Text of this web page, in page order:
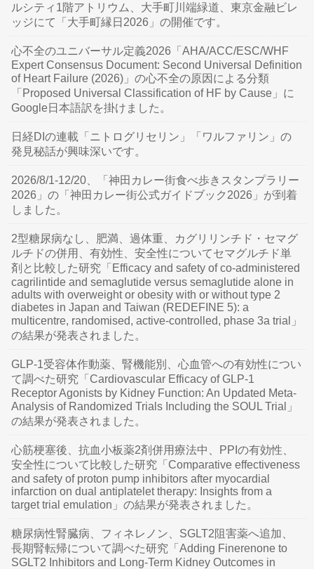
ルシティ1階アトリウム、大手町川端緑道、東京金融ビレ
ッジにて「大手町縁日2026」の開催です。
心不全のユニバーサル定義2026「AHA/ACC/ESC/WHF
Expert Consensus Document: Second Universal Definition
of Heart Failure (2026)」の心不全の原因による分類
「Proposed Universal Classification of HF by Cause」に
Google日本語訳を掛けました。
日経DIの連載「ニトログリセリン」「ワルファリン」の
発見秘話が興味深いです。
2026/8/1-12/20、「神田カレー街食べ歩きスタンプラリー
2026」の「神田カレー街公式ガイドブック2026」が到着
しました。
2型糖尿病なし、肥満、過体重、カグリリンチド・セマグ
ルチドの併用、有効性、安全性についてセマグルチド単
剤と比較した研究「Efficacy and safety of co-administered
cagrilintide and semaglutide versus semaglutide alone in
adults with overweight or obesity with or without type 2
diabetes in Japan and Taiwan (REDEFINE 5): a
multicentre, randomised, active-controlled, phase 3a trial」
の結果が発表されました。
GLP-1受容体作動薬、腎機能別、心血管への有効性につい
て調べた研究「Cardiovascular Efficacy of GLP-1
Receptor Agonists by Kidney Function: An Updated Meta-
Analysis of Randomized Trials Including the SOUL Trial」
の結果が発表されました。
心筋梗塞後、抗血小板薬2剤併用療法中、PPIの有効性、
安全性について比較した研究「Comparative effectiveness
and safety of proton pump inhibitors after myocardial
infarction on dual antiplatelet therapy: Insights from a
target trial emulation」の結果が発表されました。
糖尿病性腎臓病、フィネレノン、SGLT2阻害薬へ追加、
長期腎転帰について調べた研究「Adding Finerenone to
SGLT2 Inhibitors and Long-Term Kidney Outcomes in